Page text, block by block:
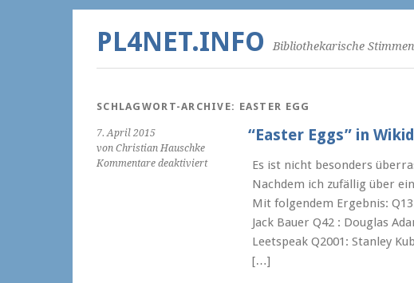
PL4NET.INFO Bibliothekarische
SCHLAGWORT-ARCHIVE: EASTER EGG
7. April 2015
von Christian Hauschke
Kommentare deaktiviertfür
“Easter Eggs” in
Es ist nicht besonders
Nachdem ich zufällig über
Mit folgendem Ergebnis:
Jack Bauer Q42 : Douglas
Leetspeak Q2001: Stanley
[…]